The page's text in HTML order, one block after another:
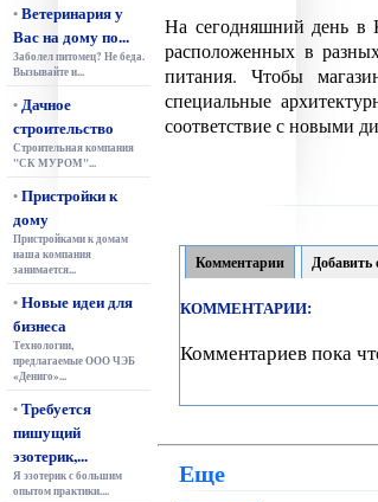
•Ветеринария у
Вас на дому по...
Заболел питомец? Не беда.
Вызывайте и...
•Дачное
строительство
Строительная компания
"СК МУРОМ"...
•Пристройки к
дому
Пристройками к домам
наша компания
занимается...
•Новые идеи для
бизнеса
Технологии,
предлагаемые ООО ЧЭБ
«Дениго»...
•Требуется
пишущий
эзотерик,...
Я эзотерик с большим
опытом практики....
На сегодняшний день в
расположенных в
питания. Чтобы
специальные
соответствие с новыми
Комментарии Добавить
КОММЕНТАРИИ:
Комментариев пока
Еще